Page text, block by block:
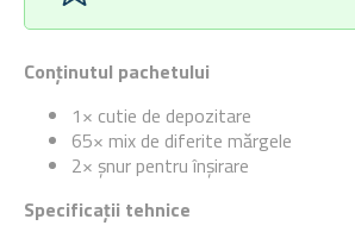
Conținutul pachetului
1× cutie de depozitare
65× mix de diferite mărgele
2× șnur pentru înșirare
Specificații tehnice